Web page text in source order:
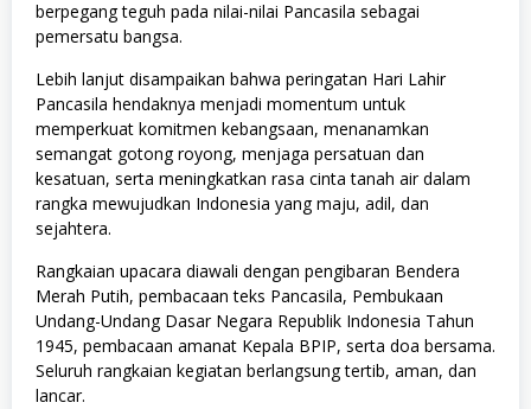
berpegang teguh pada nilai-nilai Pancasila sebagai
pemersatu bangsa.
Lebih lanjut disampaikan bahwa peringatan Hari Lahir
Pancasila hendaknya menjadi momentum untuk
memperkuat komitmen kebangsaan, menanamkan
semangat gotong royong, menjaga persatuan dan
kesatuan, serta meningkatkan rasa cinta tanah air dalam
rangka mewujudkan Indonesia yang maju, adil, dan
sejahtera.
Rangkaian upacara diawali dengan pengibaran Bendera
Merah Putih, pembacaan teks Pancasila, Pembukaan
Undang-Undang Dasar Negara Republik Indonesia Tahun
1945, pembacaan amanat Kepala BPIP, serta doa bersama.
Seluruh rangkaian kegiatan berlangsung tertib, aman, dan
lancar.